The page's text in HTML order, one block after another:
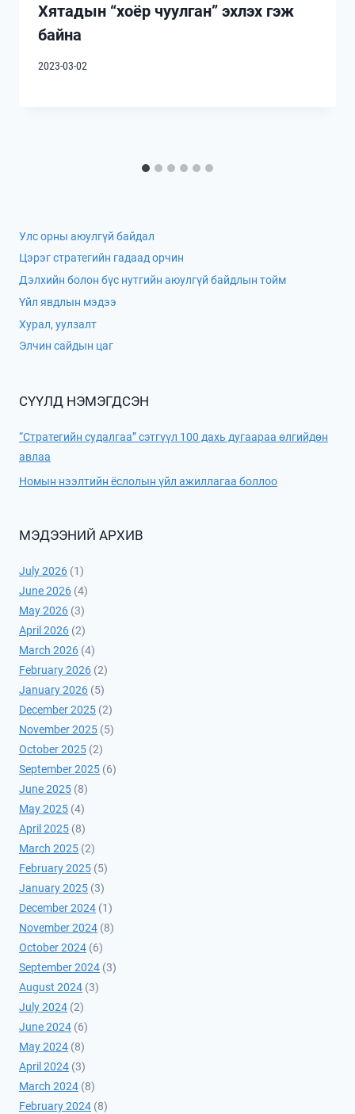
Хятадын “хоёр чуулган” эхлэх гэж
байна
2023-03-02
Улс орны аюулгүй байдал
Цэрэг стратегийн гадаад орчин
Дэлхийн болон бүс нутгийн аюулгүй байдлын тойм
Үйл явдлын мэдээ
Хурал, уулзалт
Элчин сайдын цаг
СҮҮЛД НЭМЭГДСЭН
“Стратегийн судалгаа” сэтгүүл 100 дахь дугаараа өлгийдөн
авлаа
Номын нээлтийн ёслолын үйл ажиллагаа боллоо
МЭДЭЭНИЙ АРХИВ
July 2026 (1)
June 2026 (4)
May 2026 (3)
April 2026 (2)
March 2026 (4)
February 2026 (2)
January 2026 (5)
December 2025 (2)
November 2025 (5)
October 2025 (2)
September 2025 (6)
June 2025 (8)
May 2025 (4)
April 2025 (8)
March 2025 (2)
February 2025 (5)
January 2025 (3)
December 2024 (1)
November 2024 (8)
October 2024 (6)
September 2024 (3)
August 2024 (3)
July 2024 (2)
June 2024 (6)
May 2024 (8)
April 2024 (3)
March 2024 (8)
February 2024 (8)